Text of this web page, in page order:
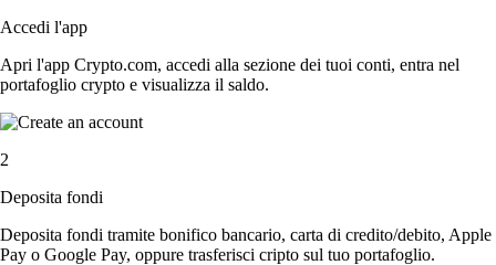
Accedi l'app
Apri l'app Crypto.com, accedi alla sezione dei tuoi conti, entra nel
portafoglio crypto e visualizza il saldo.
2
Deposita fondi
Deposita fondi tramite bonifico bancario, carta di credito/debito, Apple
Pay o Google Pay, oppure trasferisci cripto sul tuo portafoglio.